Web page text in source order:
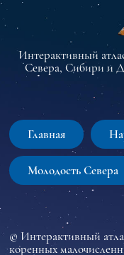
Интерактивный
Севера, Сибири и
Главная
Молодость Севера
© Интерактивный
коренных